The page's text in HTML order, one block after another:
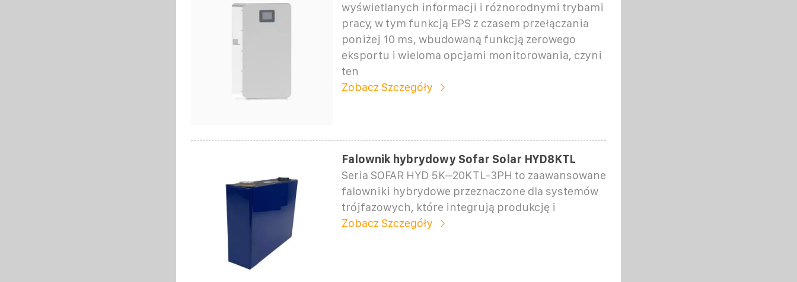
wyświetlanych informacji i różnorodnymi trybami
pracy, w tym funkcją EPS z czasem przełączania
poniżej 10 ms, wbudowaną funkcją zerowego
eksportu i wieloma opcjami monitorowania, czyni
ten
Zobacz Szczegóły
Falownik hybrydowy Sofar Solar HYD8KTL
Seria SOFAR HYD 5K–20KTL-3PH to zaawansowane
falowniki hybrydowe przeznaczone dla systemów
trójfazowych, które integrują produkcję i
Zobacz Szczegóły